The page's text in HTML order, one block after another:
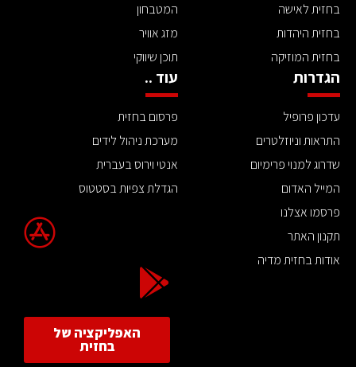
בחזית לאישה
בחזית היהדות
בחזית המוזיקה
המטבחון
מזג אוויר
תוכן שיווקי
הגדרות
עדכון פרופיל
התראות וניוזלטרים
שדרוג למנוי פרימיום
המייל האדום
פרסמו אצלנו
תקנון האתר
אודות בחזית מדיה
עוד ..
פרסום בחזית
מערכת ניהול לידים
אנטי וירוס בעברית
הגדלת צפיות בסטטוס
האפליקציה של
בחזית